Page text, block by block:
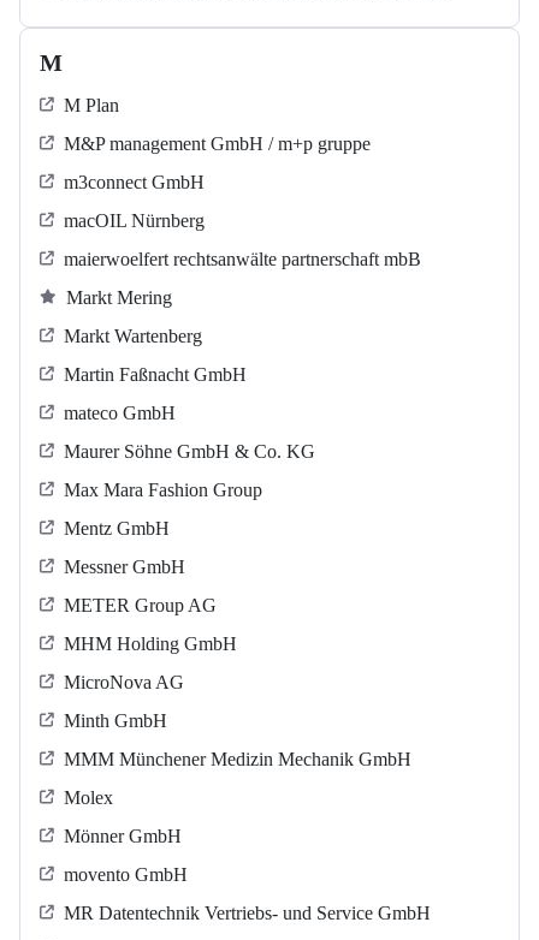
M
M Plan
M&P management GmbH / m+p gruppe
m3connect GmbH
macOIL Nürnberg
maierwoelfert rechtsanwälte partnerschaft mbB
Markt Mering
Markt Wartenberg
Martin Faßnacht GmbH
mateco GmbH
Maurer Söhne GmbH & Co. KG
Max Mara Fashion Group
Mentz GmbH
Messner GmbH
METER Group AG
MHM Holding GmbH
MicroNova AG
Minth GmbH
MMM Münchener Medizin Mechanik GmbH
Molex
Mönner GmbH
movento GmbH
MR Datentechnik Vertriebs- und Service GmbH